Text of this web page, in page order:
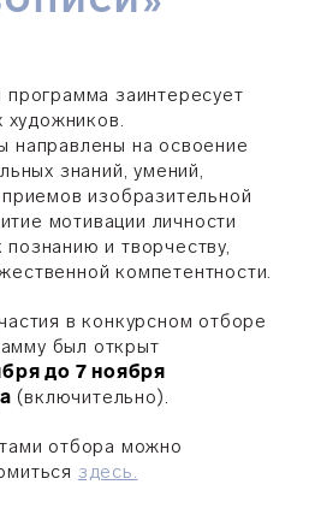
заинтересует
художников.
направлены на освоение
знаний, умений,
изобразительной
мотивации личности
и творчеству,
компетентности.
в конкурсном отборе
был открыт
до 7 ноября
(включительно).
отбора можно
здесь.